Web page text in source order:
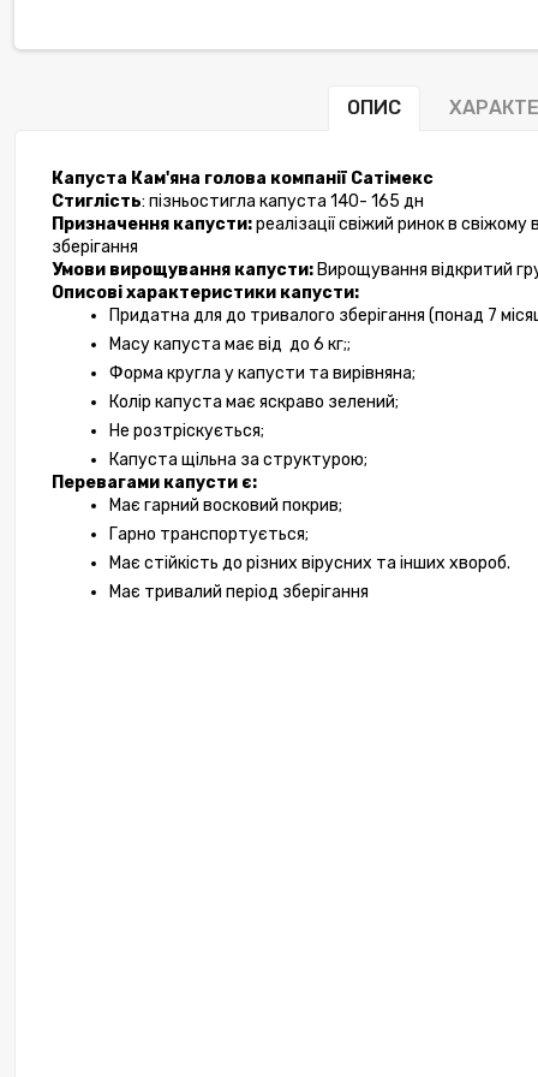
ОПИС
Капуста Кам'яна голова компанії Сатімекс
Стиглість: пізньостигла капуста 140- 165 дн
Призначення капусти: реалізації свіжий ринок в
зберігання
Умови вирощування капусти: Вирощування відкритий
Описові характеристики капусти:
Придатна для до тривалого зберігання (понад 7
Масу капуста має від  до 6 кг;;
Форма кругла у капусти та вирівняна;
Колір капуста має яскраво зелений;
Не розтріскується;
Капуста щільна за структурою;
Перевагами капусти є:
Має гарний восковий покрив;
Гарно транспортується;
Має стійкість до різних вірусних та інших хвороб.
Має тривалий період зберігання